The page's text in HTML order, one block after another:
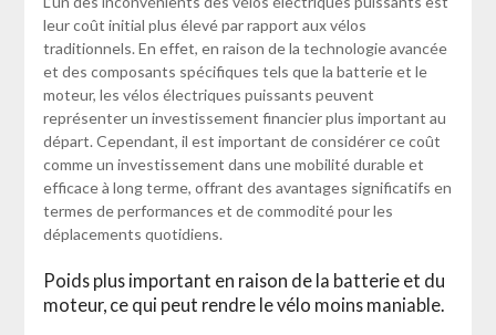
leur coût initial plus élevé par rapport aux vélos
traditionnels. En effet, en raison de la technologie avancée
et des composants spécifiques tels que la batterie et le
moteur, les vélos électriques puissants peuvent
représenter un investissement financier plus important au
départ. Cependant, il est important de considérer ce coût
comme un investissement dans une mobilité durable et
efficace à long terme, offrant des avantages significatifs en
termes de performances et de commodité pour les
déplacements quotidiens.
Poids plus important en raison de la batterie et du
moteur, ce qui peut rendre le vélo moins maniable.